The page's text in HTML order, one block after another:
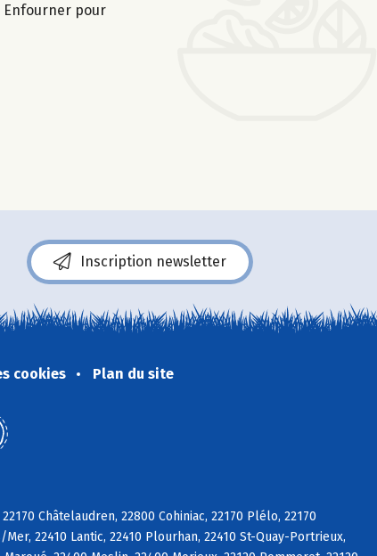
Enfourner pour
Inscription newsletter
cookies Plan du site
Châtelaudren, 22800 Cohiniac, 22170 Plélo, 22170
22410 Lantic, 22410 Plourhan, 22410 St-Quay-Portrieux,